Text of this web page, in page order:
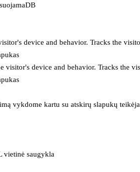
device and behavior. Tracks the
visitor's device and behavior. Tracks the
vykdome kartu su atskirų slapukų
vietinė saugykla